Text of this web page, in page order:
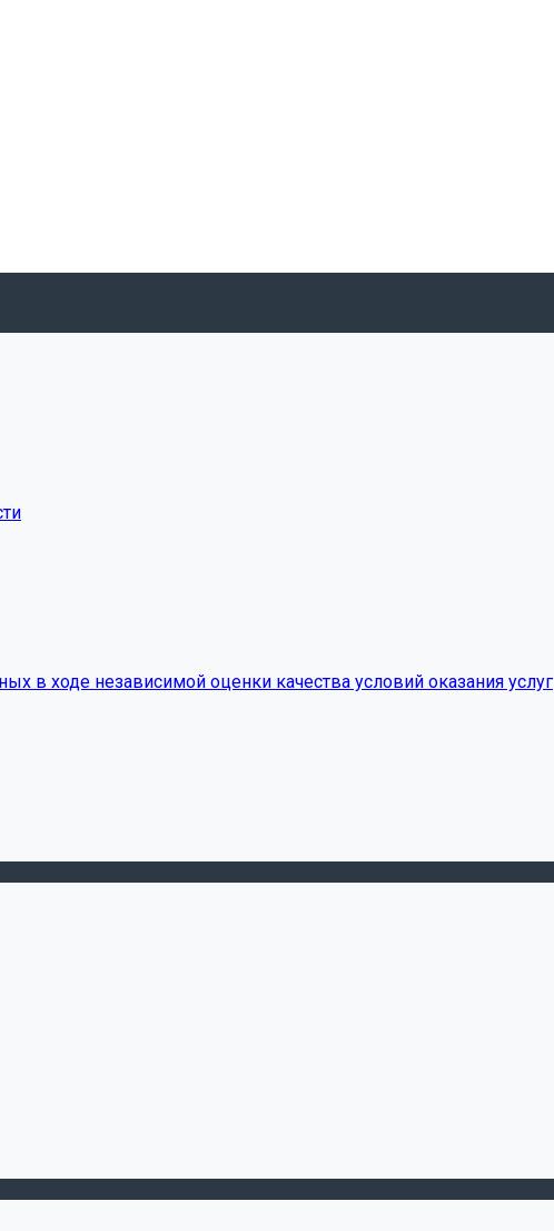
в ходе независимой оценки качества условий оказания услуг